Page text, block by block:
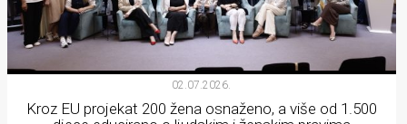
02.07.2026.
Kroz EU projekat 200 žena osnaženo, a više od 1.500